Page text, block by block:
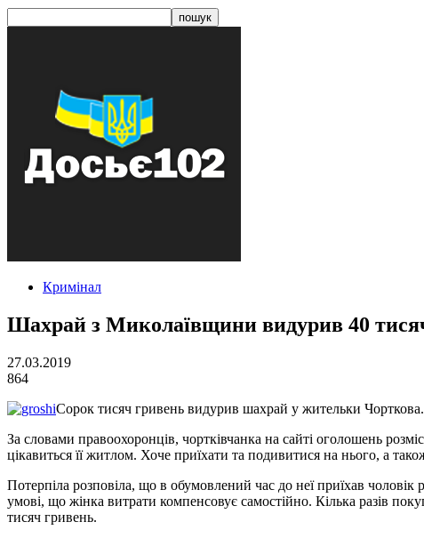
Кримінал
Шахрай з Миколаївщини видурив 40
27.03.2019
864
Сорок тисяч гривень видурив шахрай у жительки Чорткова.
За словами правоохоронців, чортківчанка на сайті оголошень
цікавиться її житлом. Хоче приїхати та подивитися на нього, а
Потерпіла розповіла, що в обумовлений час до неї приїхав
умові, що жінка витрати компенсовує самостійно. Кілька разів
тисяч гривень.